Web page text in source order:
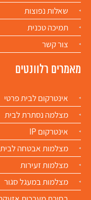
שאלות נפוצות
תמיכה טכנית
צור קשר
מאמרים רלוונטים
אינטרקום לבית פרטי
מצלמה נסתרת לבית
אינטרקום IP
מצלמות אבטחה
מצלמות זעירות
מצלמות במעגל סגור